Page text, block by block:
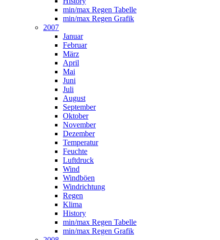
min/max Regen Tabelle
min/max Regen Grafik
2007
Januar
Februar
März
April
Mai
Juni
Juli
August
September
Oktober
November
Dezember
Temperatur
Feuchte
Luftdruck
Wind
Windböen
Windrichtung
Regen
Klima
History
min/max Regen Tabelle
min/max Regen Grafik